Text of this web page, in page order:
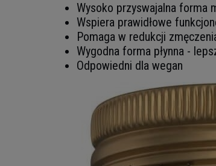
Wysoko przyswajalna forma
Wspiera prawidłowe
Pomaga w redukcji
Wygodna forma płynna -
Odpowiedni dla wegan